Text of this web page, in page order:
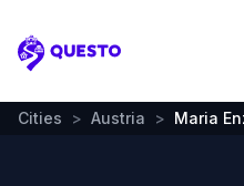
Questo
Cities > Austria > Maria